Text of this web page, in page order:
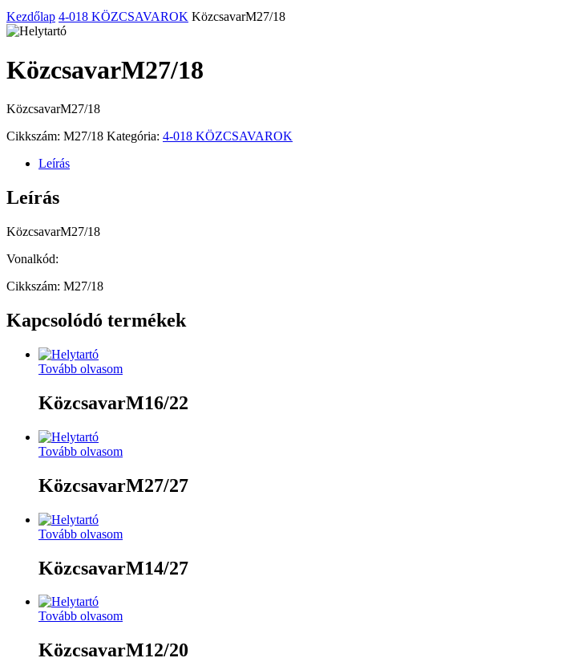
Kezdőlap 4-018 KÖZCSAVAROK KözcsavarM27/18
KözcsavarM27/18
KözcsavarM27/18
Cikkszám: M27/18 Kategória: 4-018 KÖZCSAVAROK
Leírás
Leírás
KözcsavarM27/18
Vonalkód:
Cikkszám: M27/18
Kapcsolódó termékek
Tovább olvasom
KözcsavarM16/22
Tovább olvasom
KözcsavarM27/27
Tovább olvasom
KözcsavarM14/27
Tovább olvasom
KözcsavarM12/20